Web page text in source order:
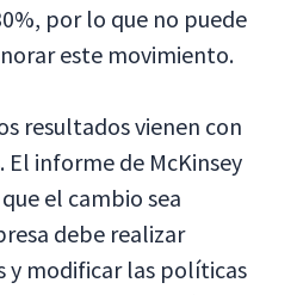
por lo que no puede
este movimiento.
resultados vienen con
El informe de McKinsey
el cambio sea
debe realizar
y modificar las políticas